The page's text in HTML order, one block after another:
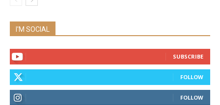
I'M SOCIAL
SUBSCRIBE
FOLLOW
FOLLOW